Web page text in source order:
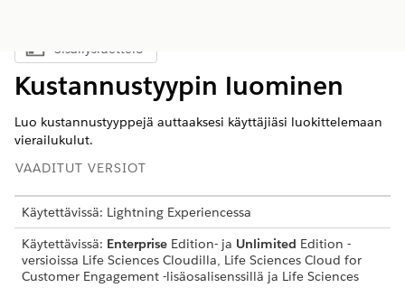
Näytä sisällysluettelo
Sisällysluettelo
Kustannustyypin luominen
Luo kustannustyyppejä auttaaksesi käyttäjiäsi luokittelemaan
vierailukulut.
VAADITUT VERSIOT
Käytettävissä: Lightning Experiencessa
Käytettävissä: Enterprise Edition- ja Unlimited Edition -
versioissa Life Sciences Cloudilla, Life Sciences Cloud for
Customer Engagement -lisäosalisenssillä ja Life Sciences